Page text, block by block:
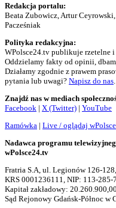
Redakcja portalu:
Beata Zubowicz, Artur
Pacześniak
Polityka redakcyjna:
WPolsce24.tv publikuje rzetelne i
Oddzielamy fakty od opinii,
Działamy zgodnie z prawem
pytania lub uwagi? Napisz do nas
Znajdź nas w mediach
Facebook | X (Twitter) | YouTube
Ramówka | Live / oglądaj
Nadawca programu
wPolsce24.tv
Fratria S.A, ul. Legionów 126-
KRS 0001236111, NIP: 113-285-
Kapitał zakładowy:
Sąd Rejonowy Gdańsk-Północ w